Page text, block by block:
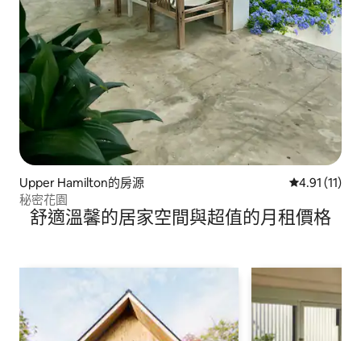
Upper Hamilton的房源 從 11 則評價
4.91 (11)
秘密花園
舒適溫馨的居家空間與超值的月租價格